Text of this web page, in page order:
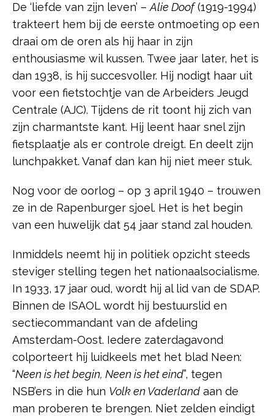
De ‘liefde van zijn leven’ – Alie Doof(1919-1994)
trakteert hem bij de eerste ontmoeting op een
draai om de oren als hij haar in zijn
enthousiasme wil kussen. Twee jaar later, het is
dan 1938, is hij succesvoller. Hij nodigt haar uit
voor een fietstochtje van de Arbeiders Jeugd
Centrale (AJC). Tijdens de rit toont hij zich van
zijn charmantste kant. Hij leent haar snel zijn
fietsplaatje als er controle dreigt. En deelt zijn
lunchpakket. Vanaf dan kan hij niet meer stuk.
Nog voor de oorlog – op 3 april 1940 – trouwen
ze in de Rapenburger sjoel. Het is het begin
van een huwelijk dat 54 jaar stand zal houden.
Inmiddels neemt hij in politiek opzicht steeds
steviger stelling tegen het nationaalsocialisme.
In 1933, 17 jaar oud, wordt hij al lid van de SDAP.
Binnen de ISAOL wordt hij bestuurslid en
sectiecommandant van de afdeling
Amsterdam-Oost. Iedere zaterdagavond
colporteert hij luidkeels met het blad Neen:
“Neen is het begin, Neen is het eind”, tegen
NSB’ers in die hun Volk en Vaderland aan de
man proberen te brengen. Niet zelden eindigt